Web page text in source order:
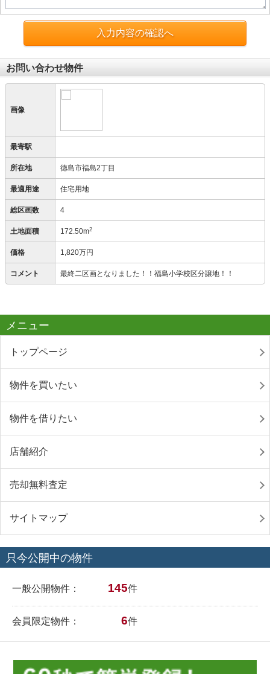
入力内容の確認へ
お問い合わせ物件
画像
最寄駅
所在地 徳島市福島2丁目
最適用途 住宅用地
総区画数 4
土地面積 172.50m2
価格 1,820万円
コメント 最終二区画となりました！！福島小学校区分譲地！！
メニュー
トップページ
物件を買いたい
物件を借りたい
店舗紹介
売却無料査定
サイトマップ
只今公開中の物件
一般公開物件： 145件
会員限定物件： 6件